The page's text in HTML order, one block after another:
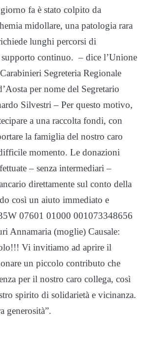
fa è stato colpito da
midollare, una patologia rara
lunghi percorsi di
continuo. – dice l’Unione
Segreteria Regionale
per nome del Segretario
Silvestri – Per questo motivo,
a una raccolta fondi, con
la famiglia del nostro caro
momento. Le donazioni
– senza intermediari –
direttamente sul conto della
così un aiuto immediato e
07601 01000 001073348656
Annamaria (moglie) Causale:
Vi invitiamo ad aprire il
un piccolo contributo che
per il nostro caro collega, così
spirito di solidarietà e vicinanza.
generosità”.